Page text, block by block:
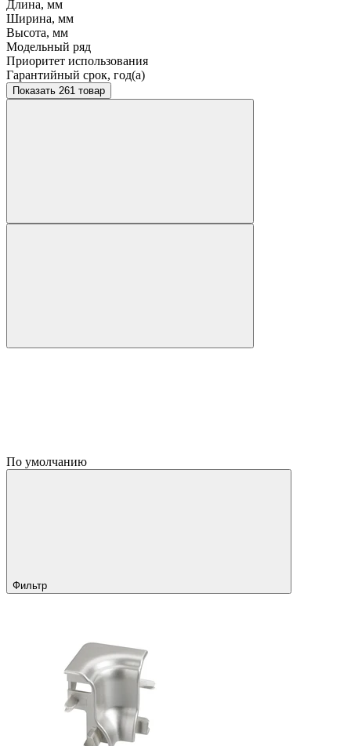
Длина, мм
Ширина, мм
Высота, мм
Модельный ряд
Приоритет использования
Гарантийный срок, год(а)
Показать 261 товар
По умолчанию
Фильтр